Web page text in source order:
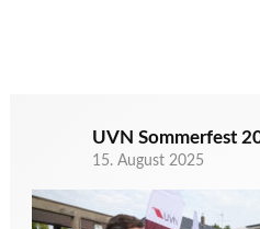
UVN Sommerfest
15. August 2025